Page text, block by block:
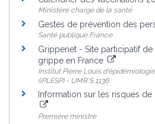
Ministère chargé de la santé
Gestes de prévention des
Santé publique France
Grippenet - Site participatif
grippe en France
Institut Pierre Louis
(iPLESP) - UMR S 1136
Information sur les risques
Première ministre